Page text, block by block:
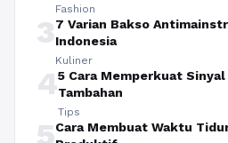
Fashion
37 Varian Bakso
Indonesia
Kuliner
45 Cara Memperkuat
Tambahan
Tips
5Cara Membuat Waktu